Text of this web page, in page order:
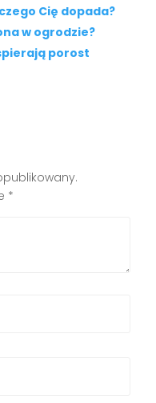
Cię dopada?
w ogrodzie?
porost
*